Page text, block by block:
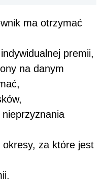
ma otrzymać
premii,
na danym
okresy, za które jest